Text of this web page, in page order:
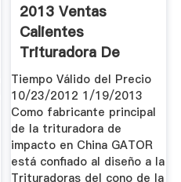
2013 Ventas
Calientes
Trituradora De
Cono
Tiempo Válido del Precio
10/23/2012 1/19/2013
Como fabricante principal
de la trituradora de
impacto en China GATOR
está confiado al diseño a la
Trituradoras del cono de la